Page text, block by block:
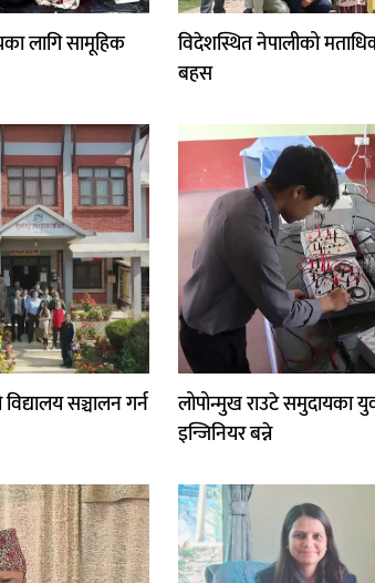
लागि सामूहिक
विदेशस्थित नेपालीको
बहस
सञ्चालन गर्न
लोपोन्मुख राउटे समुदायका
इन्जिनियर बन्ने